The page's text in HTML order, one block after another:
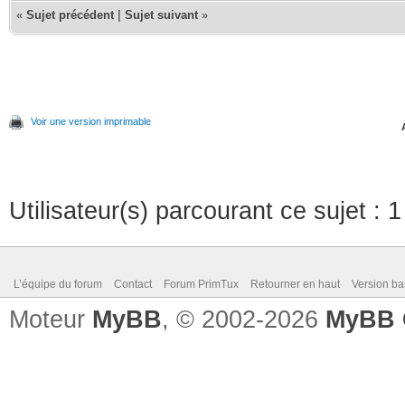
« Sujet précédent Sujet suivant »
Voir une version imprimable
Utilisateur(s) parcourant ce sujet :
L’équipe du forum Contact Forum PrimTux Retourner en haut Version
Moteur MyBB, © 2002-2026 MyBB